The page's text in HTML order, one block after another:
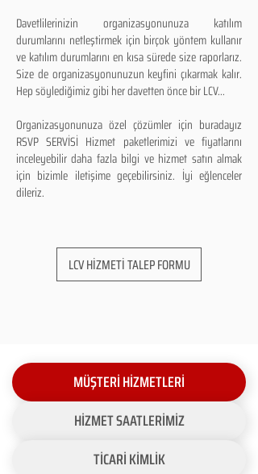
Davetlilerinizin organizasyonunuza katılım
durumlarını netleştirmek için birçok yöntem kullanır
ve katılım durumlarını en kısa sürede size raporlarız.
Size de organizasyonunuzun keyfini çıkarmak kalır.
Hep söylediğimiz gibi her davetten önce bir LCV...
Organizasyonunuza özel çözümler için buradayız
RSVP SERVİSİ Hizmet paketlerimizi ve fiyatlarını
inceleyebilir daha fazla bilgi ve hizmet satın almak
için bizimle iletişime geçebilirsiniz. İyi eğlenceler
dileriz.
LCV HİZMETİ TALEP FORMU
MÜŞTERİ HİZMETLERİ
HİZMET SAATLERİMİZ
TİCARİ KİMLİK